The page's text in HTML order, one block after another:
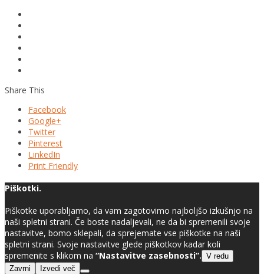
Share This
Facebook
Google+
Twitter
Pinterest
LinkedIn
Print Friendly
Piškotki.
Piškotke uporabljamo, da vam zagotovimo najboljšo izkušnjo na
naši spletni strani. Če boste nadaljevali, ne da bi spremenili svoje
nastavitve, bomo sklepali, da sprejemate vse piškotke na naši
spletni strani. Svoje nastavitve glede piškotkov kadar koli
spremenite s klikom na “Nastavitve zasebnosti”. V redu
Zavrni
Izvedi več